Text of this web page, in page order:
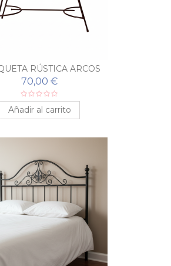
RÚSTICA ARCOS
70,00 €
Añadir al carrito